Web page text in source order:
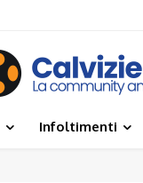
Infoltimenti